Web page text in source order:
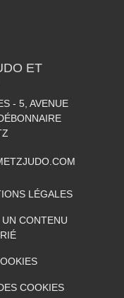
ET
- 5, AVENUE
LÉGALES
CONTENU
COOKIES